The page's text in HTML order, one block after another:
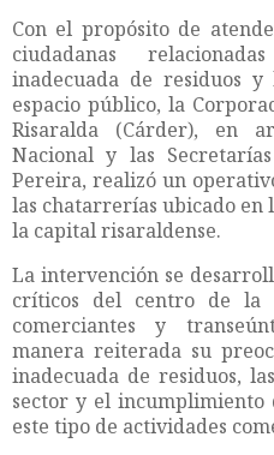
Con el propósito de
ciudadanas
inadecuada de residuos
espacio público, la
Risaralda (Cárder), en
Nacional y las
Pereira, realizó un
las chatarrerías ubicado en
la capital risaraldense.
La intervención se
críticos del centro de la
comerciantes y
manera reiterada su
inadecuada de residuos,
sector y el incumplimiento
este tipo de actividades